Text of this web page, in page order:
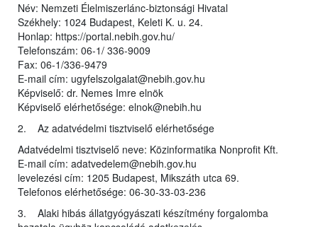
Név: Nemzeti Élelmiszerlánc-biztonsági Hivatal
Székhely: 1024 Budapest, Keleti K. u. 24.
Honlap: https://portal.nebih.gov.hu/
Telefonszám: 06-1/ 336-9009
Fax: 06-1/336-9479
E-mail cím: ugyfelszolgalat@nebih.gov.hu
Képviselő: dr. Nemes Imre elnök
Képviselő elérhetősége: elnok@nebih.hu
2. Az adatvédelmi tisztviselő elérhetősége
Adatvédelmi tisztviselő neve: Közinformatika Nonprofit Kft.
E-mail cím: adatvedelem@nebih.gov.hu
levelezési cím: 1205 Budapest, Mikszáth utca 69.
Telefonos elérhetősége: 06-30-33-03-236
3. Alaki hibás állatgyógyászati készítmény forgalomba